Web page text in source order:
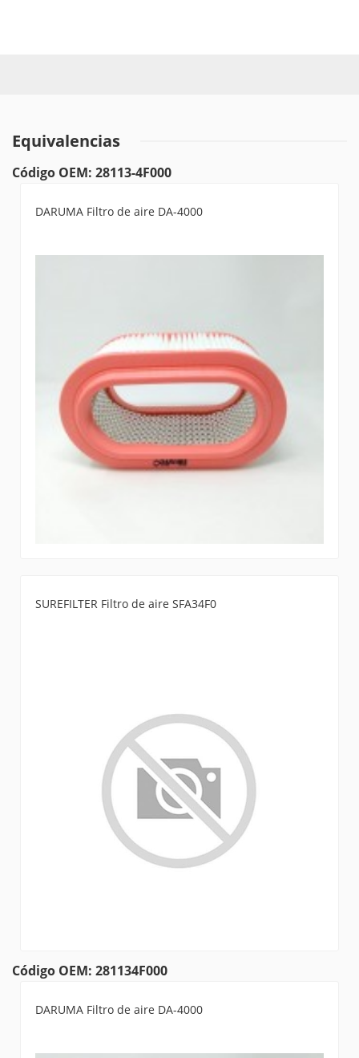
Equivalencias
Código OEM: 28113-4F000
DARUMA Filtro de aire DA-4000
SUREFILTER Filtro de aire SFA34F0
Código OEM: 281134F000
DARUMA Filtro de aire DA-4000